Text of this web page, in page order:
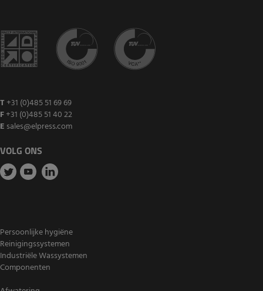
T +31 (0)485 51 69 69
F+31 (0)485 51 40 22
E sales@elpress.com
VOLG ONS
Persoonlijke hygiëne
Reinigingssystemen
Industriële Wassystemen
Componenten